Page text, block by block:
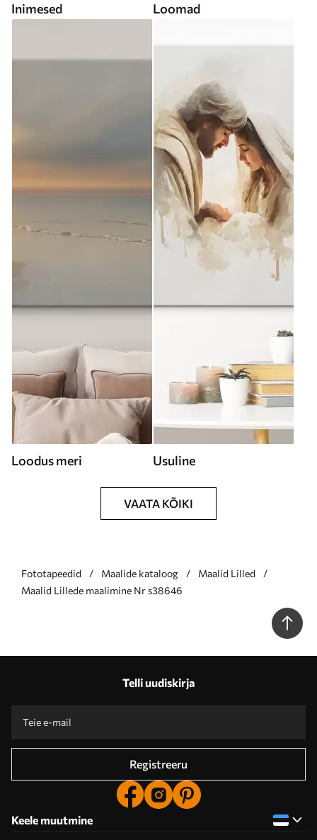
Inimesed Loomad
Loodus meri Usuline
VAATA KÕIKI
Fototapeedid Maalide kataloog
Maalid Lilled
Maalid Lillede maalimine Nr s38646
Telli uudiskirja
Registreeru
Keele muutmine